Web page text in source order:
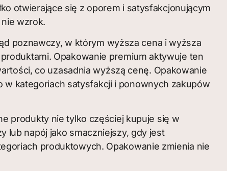
otwierające się z oporem i satysfakcjonującym
wzrok.
poznawczy, w którym wyższa cena i wyższa
Opakowanie premium aktywuje ten
co uzasadnia wyższą cenę. Opakowanie
kategoriach satysfakcji i ponownych zakupów
produkty nie tylko częściej kupuje się w
lub napój jako smaczniejszy, gdy jest
produktowych. Opakowanie zmienia nie